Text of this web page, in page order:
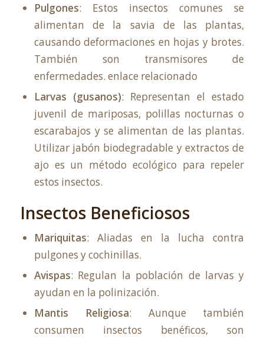
Pulgones: Estos insectos comunes se
alimentan de la savia de las plantas,
causando deformaciones en hojas y brotes.
También son transmisores de
enfermedades. enlace relacionado
Larvas (gusanos): Representan el estado
juvenil de mariposas, polillas nocturnas o
escarabajos y se alimentan de las plantas.
Utilizar jabón biodegradable y extractos de
ajo es un método ecológico para repeler
estos insectos.
Insectos Beneficiosos
Mariquitas: Aliadas en la lucha contra
pulgones y cochinillas.
Avispas: Regulan la población de larvas y
ayudan en la polinización.
Mantis Religiosa: Aunque también
consumen insectos benéficos, son